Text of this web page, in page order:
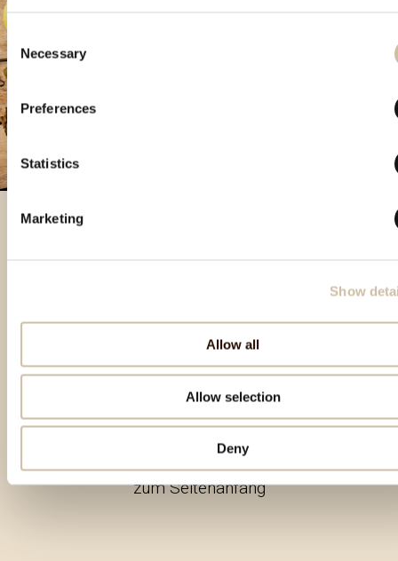
Consent
Selection
Necessary
Preferences
Statistics
Marketing
Show
Allow all
Allow selection
Deny
zum Seitenanfang